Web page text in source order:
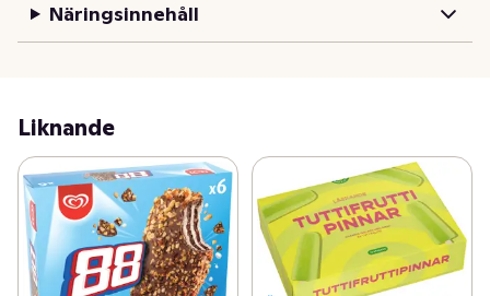
Näringsinnehåll
Liknande